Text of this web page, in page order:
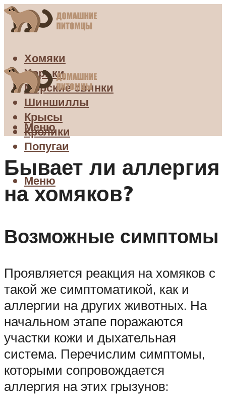
Хомяки
Хорьки
Морские свинки
Шиншиллы
Крысы
Кролики
Попугаи
Меню
Меню
Бывает ли аллергия
на хомяков?
Возможные симптомы
Проявляется реакция на хомяков с
такой же симптоматикой, как и
аллергии на других животных. На
начальном этапе поражаются
участки кожи и дыхательная
система. Перечислим симптомы,
которыми сопровождается
аллергия на этих грызунов: